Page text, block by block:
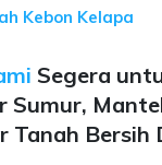
Kebon Kelapa
Segera
Sumur,
Tanah Bersih